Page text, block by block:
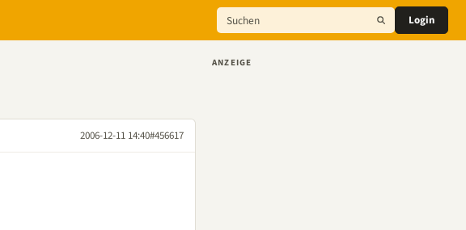
Login
2006-12-11 14:40#456617
ANZEIGE